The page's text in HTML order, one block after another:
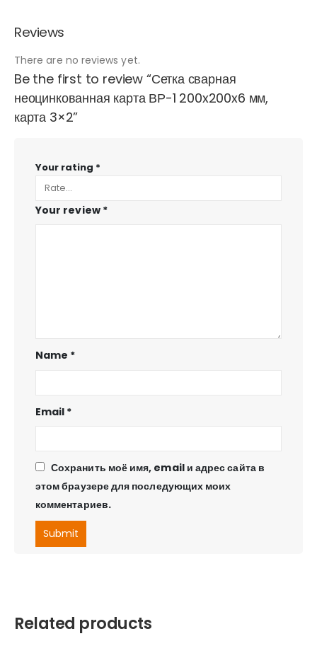
Reviews
There are no reviews yet.
Be the first to review “Сетка сварная
неоцинкованная карта ВР-1 200x200x6 мм,
карта 3×2”
Your rating *
Your review *
Name *
Email *
Сохранить моё имя, email и адрес сайта в
этом браузере для последующих моих
комментариев.
Related products